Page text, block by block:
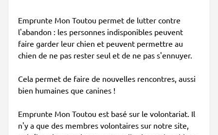
Emprunte Mon Toutou permet de lutter contre
l'abandon : les personnes indisponibles peuvent
faire garder leur chien et peuvent permettre au
chien de ne pas rester seul et de ne pas s'ennuyer.
Cela permet de faire de nouvelles rencontres, aussi
bien humaines que canines !
Emprunte Mon Toutou est basé sur le volontariat. Il
n'y a que des membres volontaires sur notre site,